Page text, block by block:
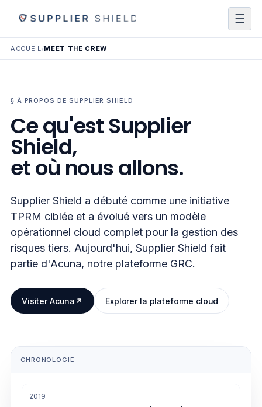
☰
ACCUEIL/MEET THE CREW
§ À PROPOS DE SUPPLIER SHIELD
Ce qu'est Supplier
Shield,
et où nous allons.
Supplier Shield a débuté comme une initiative
TPRM ciblée et a évolué vers un modèle
opérationnel cloud complet pour la gestion des
risques tiers. Aujourd'hui, Supplier Shield fait
partie d'Acuna, notre plateforme GRC.
Visiter Acuna Explorer la plateforme cloud
CHRONOLOGIE
2019